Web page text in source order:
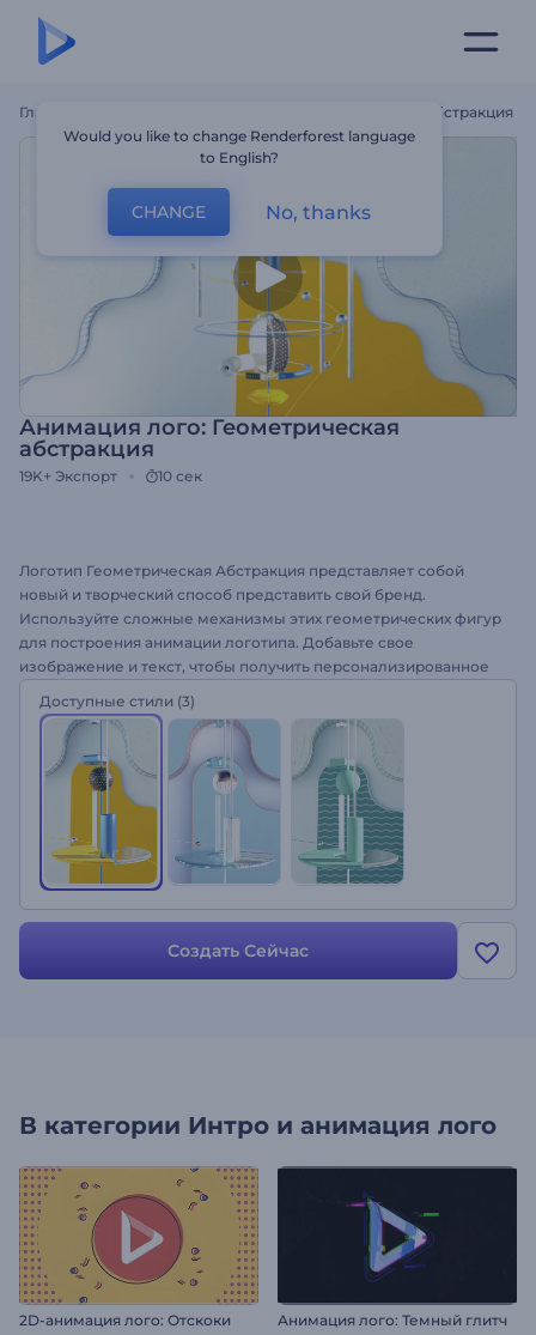
Главная Анимация Лого: Геометрическая Абстракция
Анимация лого: Геометрическая
абстракция
19K+ Экспорт 10 сек
Логотип Геометрическая Абстракция представляет собой
новый и творческий способ представить свой бренд.
Используйте сложные механизмы этих геометрических фигур
для построения анимации логотипа. Добавьте свое
изображение и текст, чтобы получить персонализированное
каналов Youtube, интро компаний, инженерных проектов,
презентаций, веб-сайтов и многого другого. Попробуйте этот
шаблон сегодня!
Доступные стили (3)
Создать Сейчас
В категории Интро и анимация лого
2D-анимация лого: Отскоки Анимация лого: Темный глитч
Would you like to change Renderforest language
to English?
CHANGE No, thanks